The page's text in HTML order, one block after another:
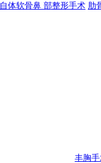
自体软骨鼻 部整形手术 肋
丰胸